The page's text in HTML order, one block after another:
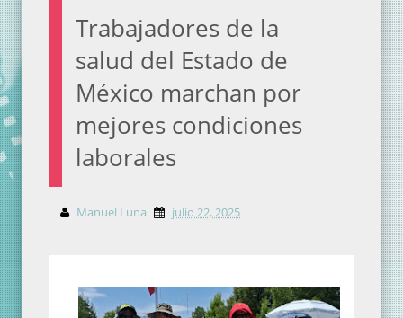
Trabajadores de la
salud del Estado de
México marchan por
mejores condiciones
laborales
Manuel Luna julio 22, 2025